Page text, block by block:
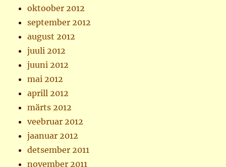
oktoober 2012
september 2012
august 2012
juuli 2012
juuni 2012
mai 2012
aprill 2012
märts 2012
veebruar 2012
jaanuar 2012
detsember 2011
november 2011